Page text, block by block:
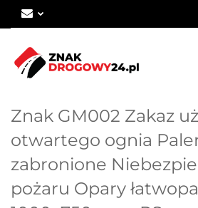
Znak GM002 Zakaz
otwartego ognia
zabronione
pożaru Opary